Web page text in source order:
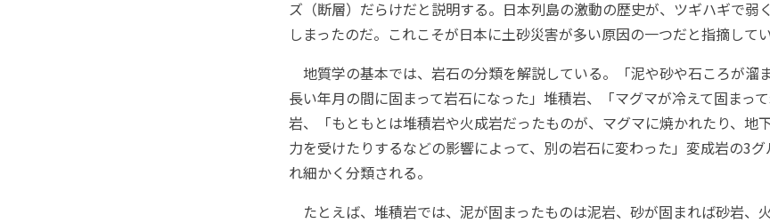
ズ（断層）だらけだと説明する。日本列島の激動の歴史が、ツギハギで弱
しまったのだ。これこそが日本に土砂災害が多い原因の一つだと指摘してい
地質学の基本では、岩石の分類を解説している。「泥や砂や石ころが溜ま
長い年月の間に固まって岩石になった」堆積岩、「マグマが冷えて固まっ
岩、「もともとは堆積岩や火成岩だったものが、マグマに焼かれたり、地
力を受けたりするなどの影響によって、別の岩石に変わった」変成岩の3
れ細かく分類される。
たとえば、堆積岩では、泥が固まったものは泥岩、砂が固まれば砂岩、